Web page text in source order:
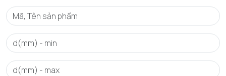
Tmin - Nhiệt độ hoạt động tối thiểu -25 °C
Tmax - Nhiệt độ hoạt động tối đa 110 °C
GIỚI HẠN
da min - Đường kính vai tối thiểu IR